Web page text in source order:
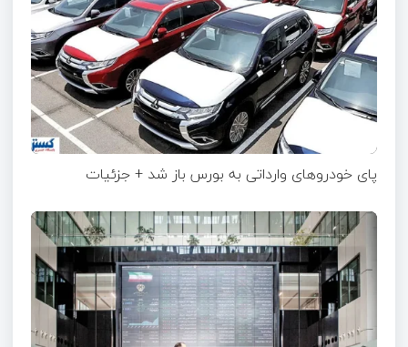
پای خودروهای وارداتی به بورس باز شد + جزئیات